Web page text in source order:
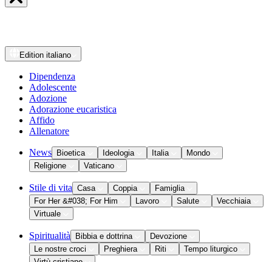
Edition italiano
Dipendenza
Adolescente
Adozione
Adorazione eucaristica
Affido
Allenatore
News Bioetica Ideologia Italia
Mondo
Religione
Vaticano
Stile di vita Casa Coppia
Famiglia
For Her &#038; For Him
Lavoro Salute
Vecchiaia
Virtuale
Spiritualità Bibbia e dottrina
Devozione
Le nostre croci
Preghiera Riti
Tempo liturgico